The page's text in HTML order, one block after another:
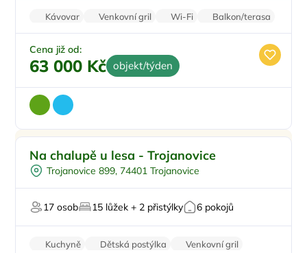
Kávovar Venkovní gril Wi-Fi
Balkon/terasa
Zvířata povolena
Cena již od:
63 000 Kč objekt/týden
Koupací sud
Pro skupiny
Na horách
Na chalupě u lesa - Trojanovice
Trojanovice 899, 74401 Trojanovice
17 osob 15 lůžek + 2 přistýlky 6 pokojů
Kuchyně Dětská postýlka
Venkovní gril